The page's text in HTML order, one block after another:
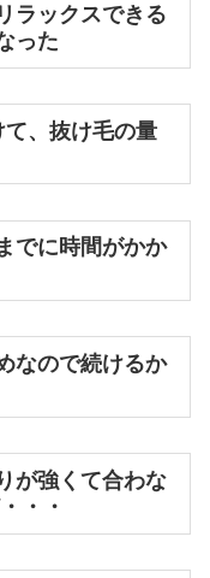
ラックスできる
った
、抜け毛の量
でに時間がかか
なので続けるか
が強くて合わな
・・